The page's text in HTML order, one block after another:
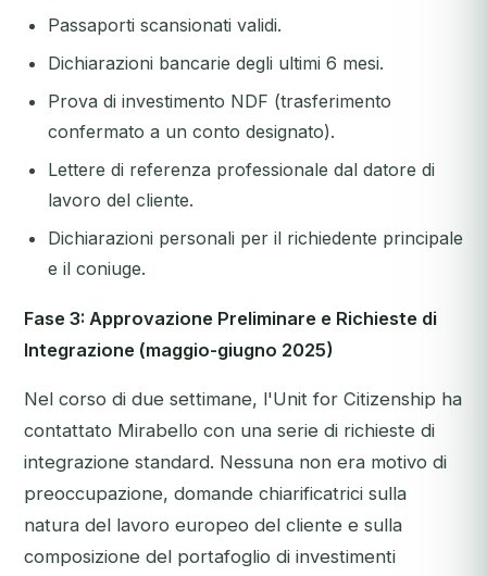
Passaporti scansionati validi.
Dichiarazioni bancarie degli ultimi 6 mesi.
Prova di investimento NDF (trasferimento
confermato a un conto designato).
Lettere di referenza professionale dal datore di
lavoro del cliente.
Dichiarazioni personali per il richiedente principale
e il coniuge.
Fase 3: Approvazione Preliminare e Richieste di
Integrazione (maggio-giugno 2025)
Nel corso di due settimane, l'Unit for Citizenship ha
contattato Mirabello con una serie di richieste di
integrazione standard. Nessuna non era motivo di
preoccupazione, domande chiarificatrici sulla
natura del lavoro europeo del cliente e sulla
composizione del portafoglio di investimenti